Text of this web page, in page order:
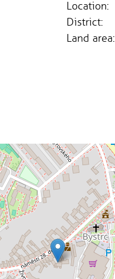
Location:
District:
Land area: